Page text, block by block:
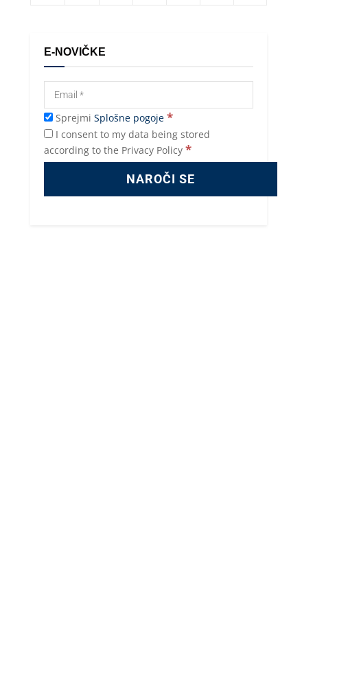
E-NOVIČKE
Sprejmi Splošne pogoje *
I consent to my data being stored
according to the Privacy Policy *